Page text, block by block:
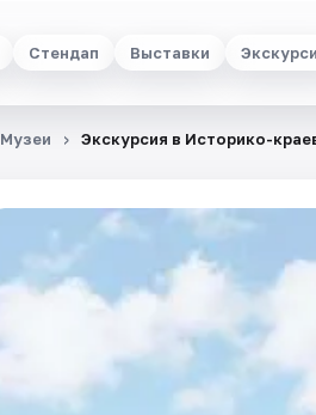
Стендап Выставки
Музеи Экскурсия в Историко-